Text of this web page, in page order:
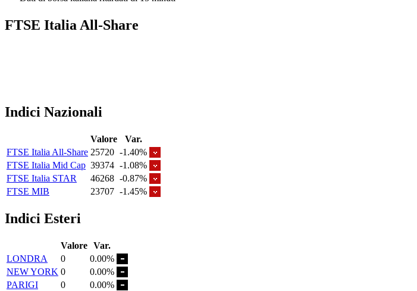
FTSE Italia All-Share
Indici Nazionali
Valore
Var.
FTSE Italia All-Share 25720 -1.40%
FTSE Italia Mid Cap 39374 -1.08%
FTSE Italia STAR
46268 -0.87%
FTSE MIB
23707 -1.45%
Indici Esteri
Valore Var.
LONDRA
0
0.00%
NEW YORK 0
0.00%
PARIGI
0
0.00%